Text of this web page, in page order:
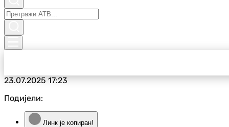
23.07.202517:23
Подијели:
Линк је копиран!